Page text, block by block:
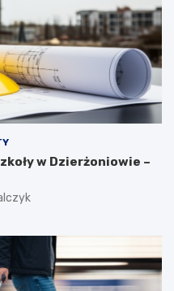
w Dzierżoniowie –